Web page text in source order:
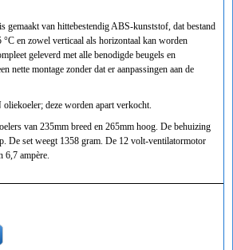
gemaakt van hittebestendig ABS-kunststof, dat bestand
°C en zowel verticaal als horizontaal kan worden
geleverd met alle benodigde beugels en
nette montage zonder dat er aanpassingen aan de
deze worden apart verkocht.
van 235mm breed en 265mm hoog. De behuizing
De set weegt 1358 gram. De 12 volt-ventilatormotor
6,7 ampère.